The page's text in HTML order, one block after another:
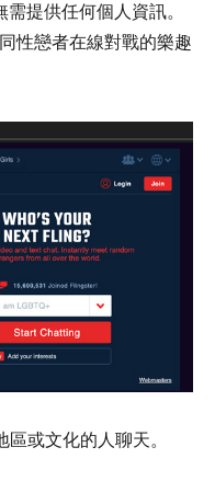
提供任何個人資訊。
性戀者在線對戰的樂趣
或文化的人聊天。